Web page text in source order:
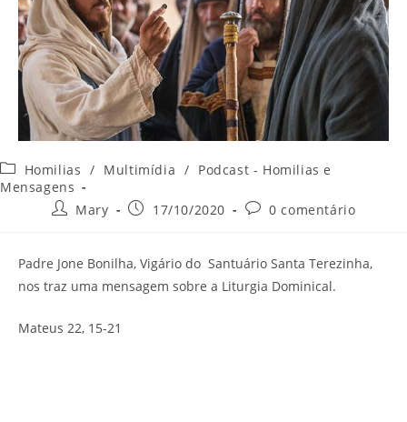
Categoria
do
Homilias / Multimídia / Podcast - Homilias e
Mensagens
AutorMary
Post17/10/2020
Comentários
0 comentário
Padre Jone Bonilha, Vigário do Santuário Santa Terezinha,
nos traz uma mensagem sobre a Liturgia Dominical.
Mateus 22, 15-21